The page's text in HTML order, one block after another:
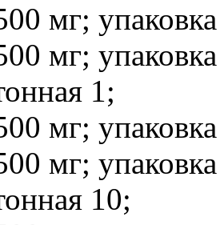
мг;
мг;
1;
мг;
мг;
10;